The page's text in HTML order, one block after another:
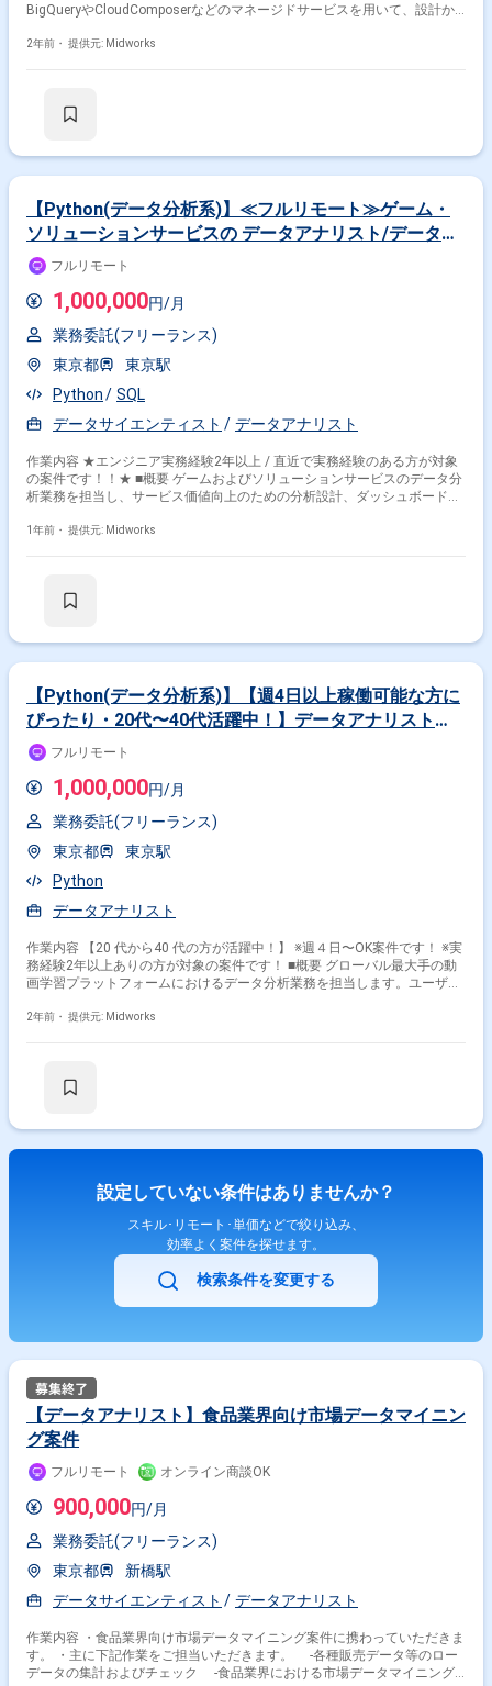
BigQueryやCloudComposerなどのマネージドサービスを用いて、設計か
重要な基盤を構築します。データアナリストやインフラ担当者と連携して
設計、構築および運用支援 ・CloudComposerを活用したデータ処理フロ
2年前・ 提供元: Midworks
【Python(データ分析系)】≪フルリモート≫ゲーム・
ソリューションサービスの データアナリスト/データサ
イエンティスト
フルリモート
1,000,000円/月
業務委託(フリーランス)
東京都
東京駅
Python
SQL
データサイエンティスト
データアナリスト
作業内容 ★エンジニア実務経験2年以上 / 直近で実務経験のある方が対象
の案件です！！★ ■概要 ゲームおよびソリューションサービスのデータ分
析業務を担当し、サービス価値向上のための分析設計、ダッシュボード開
エンジニアと連携しながら、データを基に施策提案やPDCAサイクルの推
策PDCA推進 ・サービス課題のヒアリングおよび分析・可視化設計 ・
1年前・ 提供元: Midworks
【Python(データ分析系)】【週4日以上稼働可能な方に
ぴったり・20代〜40代活躍中！】データアナリスト
（Python）｜グローバル動画学習プラットフォーム
フルリモート
1,000,000円/月
業務委託(フリーランス)
東京都
東京駅
Python
データアナリスト
作業内容 【20 代から40 代の方が活躍中！】 ※週４日〜OK案件です！ ※実
務経験2年以上ありの方が対象の案件です！ ■概要 グローバル最大手の動
画学習プラットフォームにおけるデータ分析業務を担当します。ユーザー
促進に向けた施策を導出します。フルリモートでの勤務が可能で、地方か
ティングおよび分析結果の説明 ・PowerPointを用いたレポート作成および
相談頂けますと幸いです。 ------------------------------------------------------------------ ※弊社で
2年前・ 提供元: Midworks
設定していない条件はありませんか？
スキル･リモート･単価などで絞り込み、
効率よく案件を探せます。
検索条件を変更する
【データアナリスト】食品業界向け市場データマイニン
グ案件
フルリモート オンライン商談OK
900,000円/月
業務委託(フリーランス)
東京都
新橋駅
データサイエンティスト
データアナリスト
作業内容 ・食品業界向け市場データマイニング案件に携わっていただきま
す。 ・主に下記作業をご担当いただきます。 -各種販売データ等のロー
データの集計およびチェック -食品業界における市場データマイニング